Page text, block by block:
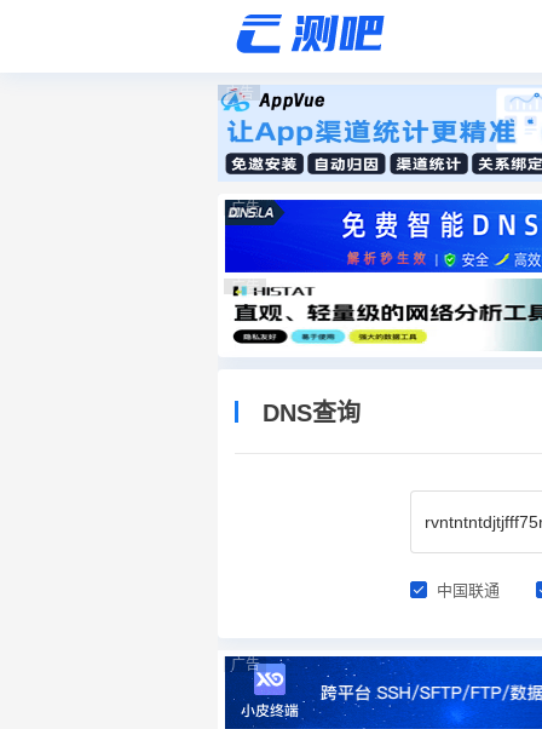
广告
广告
广告
DNS查询
中国联通
广告